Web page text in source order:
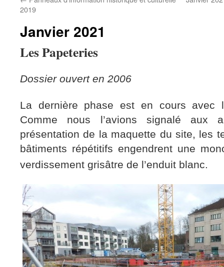
2019
Janvier 2021
Les Papeteries
Dossier ouvert en 2006
La dernière phase est en cours avec
Comme nous l’avions signalé aux
présentation de la maquette du site, les
bâtiments répétitifs engendrent une
verdissement grisâtre de l’enduit blanc.